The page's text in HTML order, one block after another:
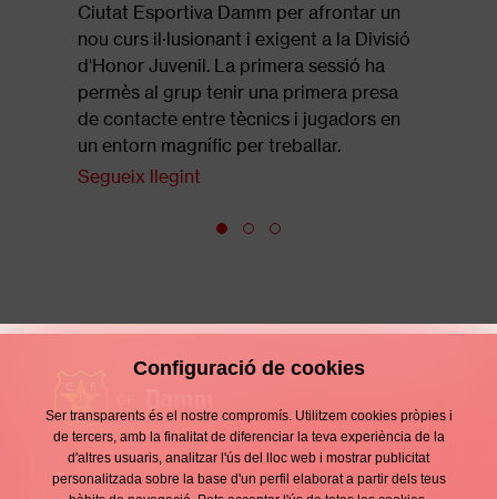
Ciutat Esportiva Damm per afrontar un
nou curs il·lusionant i exigent a la Divisió
d'Honor Juvenil. La primera sessió ha
permès al grup tenir una primera presa
de contacte entre tècnics i jugadors en
un entorn magnífic per treballar.
Segueix llegint
Contacte
Configuració de cookies
Ser transparents és el nostre compromís. Utilitzem cookies pròpies i
de tercers, amb la finalitat de diferenciar la teva experiència de la
d'altres usuaris, analitzar l'ús del lloc web i mostrar publicitat
personalitzada sobre la base d'un perfil elaborat a partir dels teus